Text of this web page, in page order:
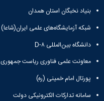
بنیاد نخبگان استان همدان
شبکه آزمایشگاه‌های علمی ایران(شاعا)
دانشگاه بین‌المللی D-۸
معاونت علمی فناوری ریاست جمهوری
پورتال امام خمینی (ره)
سامانه تدارکات الکترونیکی دولت